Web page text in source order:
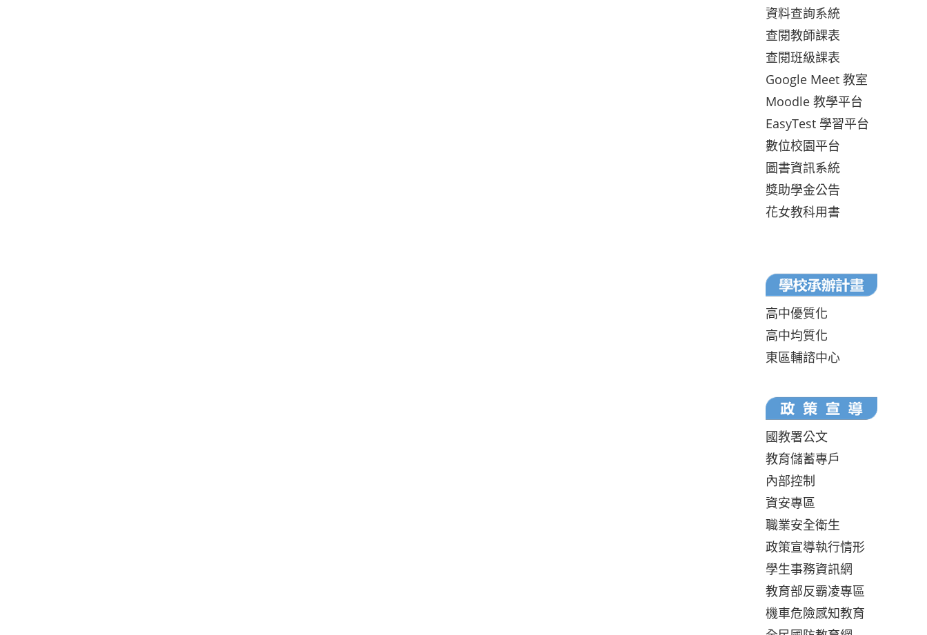
資料查詢系統
查閱教師課表
查閱班級課表
Google Meet 教室
Moodle 教學平台
EasyTest 學習平台
數位校園平台
圖書資訊系統
獎助學金公告
花女教科用書
高中優質化
高中均質化
東區輔諮中心
國教署公文
教育儲蓄專戶
內部控制
資安專區
職業安全衛生
政策宣導執行情形
學生事務資訊網
教育部反霸凌專區
機車危險感知教育